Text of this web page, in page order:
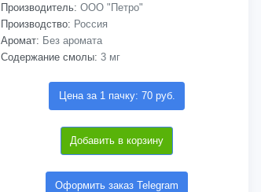
Производитель: ООО "Петро"
Производство: Россия
Аромат: Без аромата
Содержание смолы: 3 мг
Цена за 1 пачку: 70 руб.
Добавить в корзину
Оформить заказ Telegram